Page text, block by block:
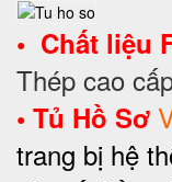
• Chất liệu
Thép cao
• Tủ Hồ Sơ
trang bị hệ